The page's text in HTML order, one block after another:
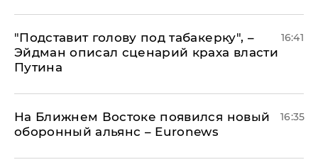
​"Подставит голову под табакерку", –
Эйдман описал сценарий краха власти
Путина
16:41
На Ближнем Востоке появился новый
оборонный альянс – Euronews
16:35